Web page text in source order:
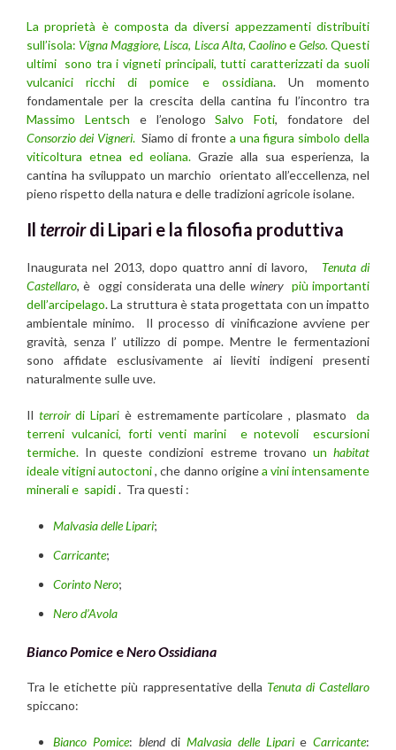
La proprietà è composta da diversi appezzamenti distribuiti
sull’isola: Vigna Maggiore,Lisca, Lisca Alta, CaolinoeGelso.Questi
ultimi sono tra i vigneti principali, tutti caratterizzati da suoli
vulcanici ricchi di pomice e ossidiana. Un momento
fondamentale per la crescita della cantina fu l’incontro tra
Massimo Lentsch e l’enologoSalvo Foti, fondatore del
Consorzio dei Vigneri. Siamo di fronte a una figura simbolo della
viticoltura etnea ed eoliana. Grazie alla sua esperienza, la
cantina ha sviluppato un marchio orientato all’eccellenza, nel
pieno rispetto della natura e delle tradizioni agricole isolane.
Il terroirdi Lipari e la filosofia produttiva
Inaugurata nel 2013, dopo quattro anni di lavoro, Tenuta di
Castellaro, è oggi considerata una delle winery più importanti
dell’arcipelago. La struttura è stata progettata con un impatto
ambientale minimo. Il processo di vinificazione avviene per
gravità, senza l’ utilizzo di pompe. Mentre le fermentazioni
sono affidate esclusivamente ai lieviti indigeni presenti
naturalmente sulle uve.
Il terroirdi Lipari è estremamente particolare , plasmatoda
terreni vulcanici, forti venti marini e notevoli escursioni
termiche. In queste condizioni estreme trovano un habitat
ideale vitigni autoctoni, che danno originea vini intensamente
minerali e sapidi. Tra questi :
Malvasia delle Lipari;
Carricante;
Corinto Nero;
Nero d’Avola
Bianco Pomice eNero Ossidiana
Tra le etichette più rappresentative della Tenuta di Castellaro
spiccano:
Bianco Pomice: blenddi Malvasia delle Liparie Carricante: